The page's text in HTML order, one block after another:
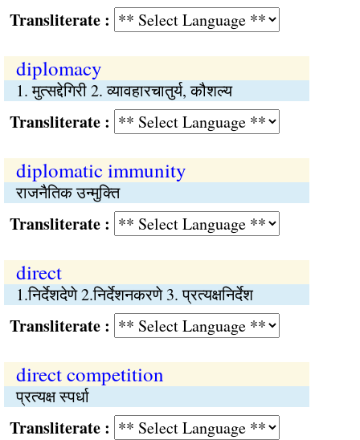
:
diplomacy
1. मुत्सद्देगिरी 2. व्यावहारचातुर्य, कौशल्य
:
diplomatic immunity
राजनैतिक उन्मुक्‍ति
:
direct
1.निर्देशदेणे 2.निर्देशनकरणे 3. प्रत्यक्षनिर्देश
:
direct competition
प्रत्यक्ष स्पर्धा
: